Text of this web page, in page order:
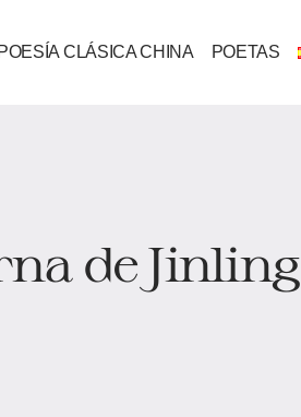
POESÍA CLÁSICA CHINA POETAS
de Jinling